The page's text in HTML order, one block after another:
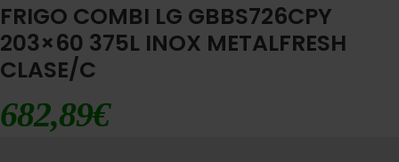
FRIGO COMBI LG GBBS726CPY
203×60 375L INOX METALFRESH
CLASE/C
682,89€